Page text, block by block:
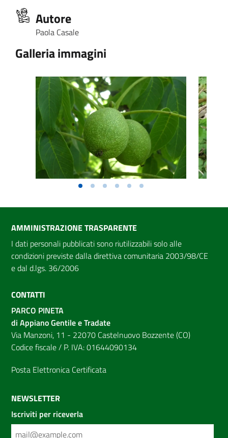
Autore
Paola Casale
Galleria immagini
AMMINISTRAZIONE TRASPARENTE
I dati personali pubblicati sono riutilizzabili solo alle
condizioni previste dalla direttiva comunitaria 2003/98/CE
e dal d.lgs. 36/2006
CONTATTI
PARCO PINETA
di Appiano Gentile e Tradate
Via Manzoni, 11 - 22070 Castelnuovo Bozzente (CO)
Codice fiscale / P. IVA: 01644090134
Posta Elettronica Certificata
NEWSLETTER
Iscriviti per riceverla